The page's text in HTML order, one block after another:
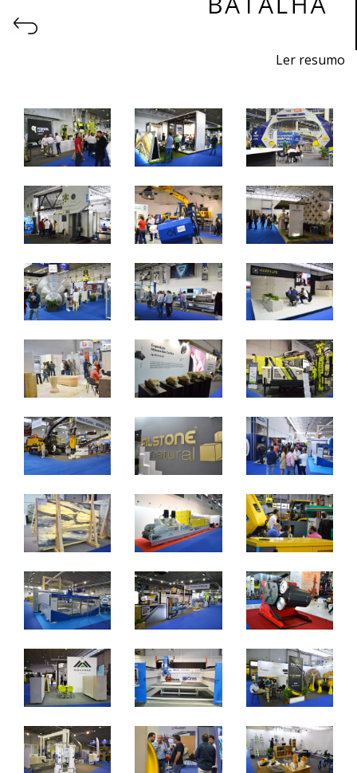
Ler resumo
Pavimentos, Revestimentos para a Construção Civil.
Máquinas, Ferramentas e Acessórios.
quarta a sábado - 10h / 19h